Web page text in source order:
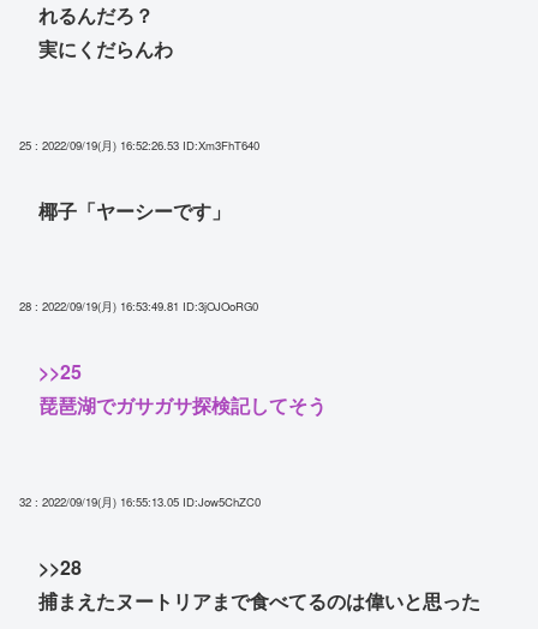
れるんだろ？
実にくだらんわ
25 : 2022/09/19(月) 16:52:26.53 ID:Xm3FhT640
椰子「ヤーシーです」
28 : 2022/09/19(月) 16:53:49.81 ID:3jOJOoRG0
>>25
琵琶湖でガサガサ探検記してそう
32 : 2022/09/19(月) 16:55:13.05 ID:Jow5ChZC0
>>28
捕まえたヌートリアまで食べてるのは偉いと思った